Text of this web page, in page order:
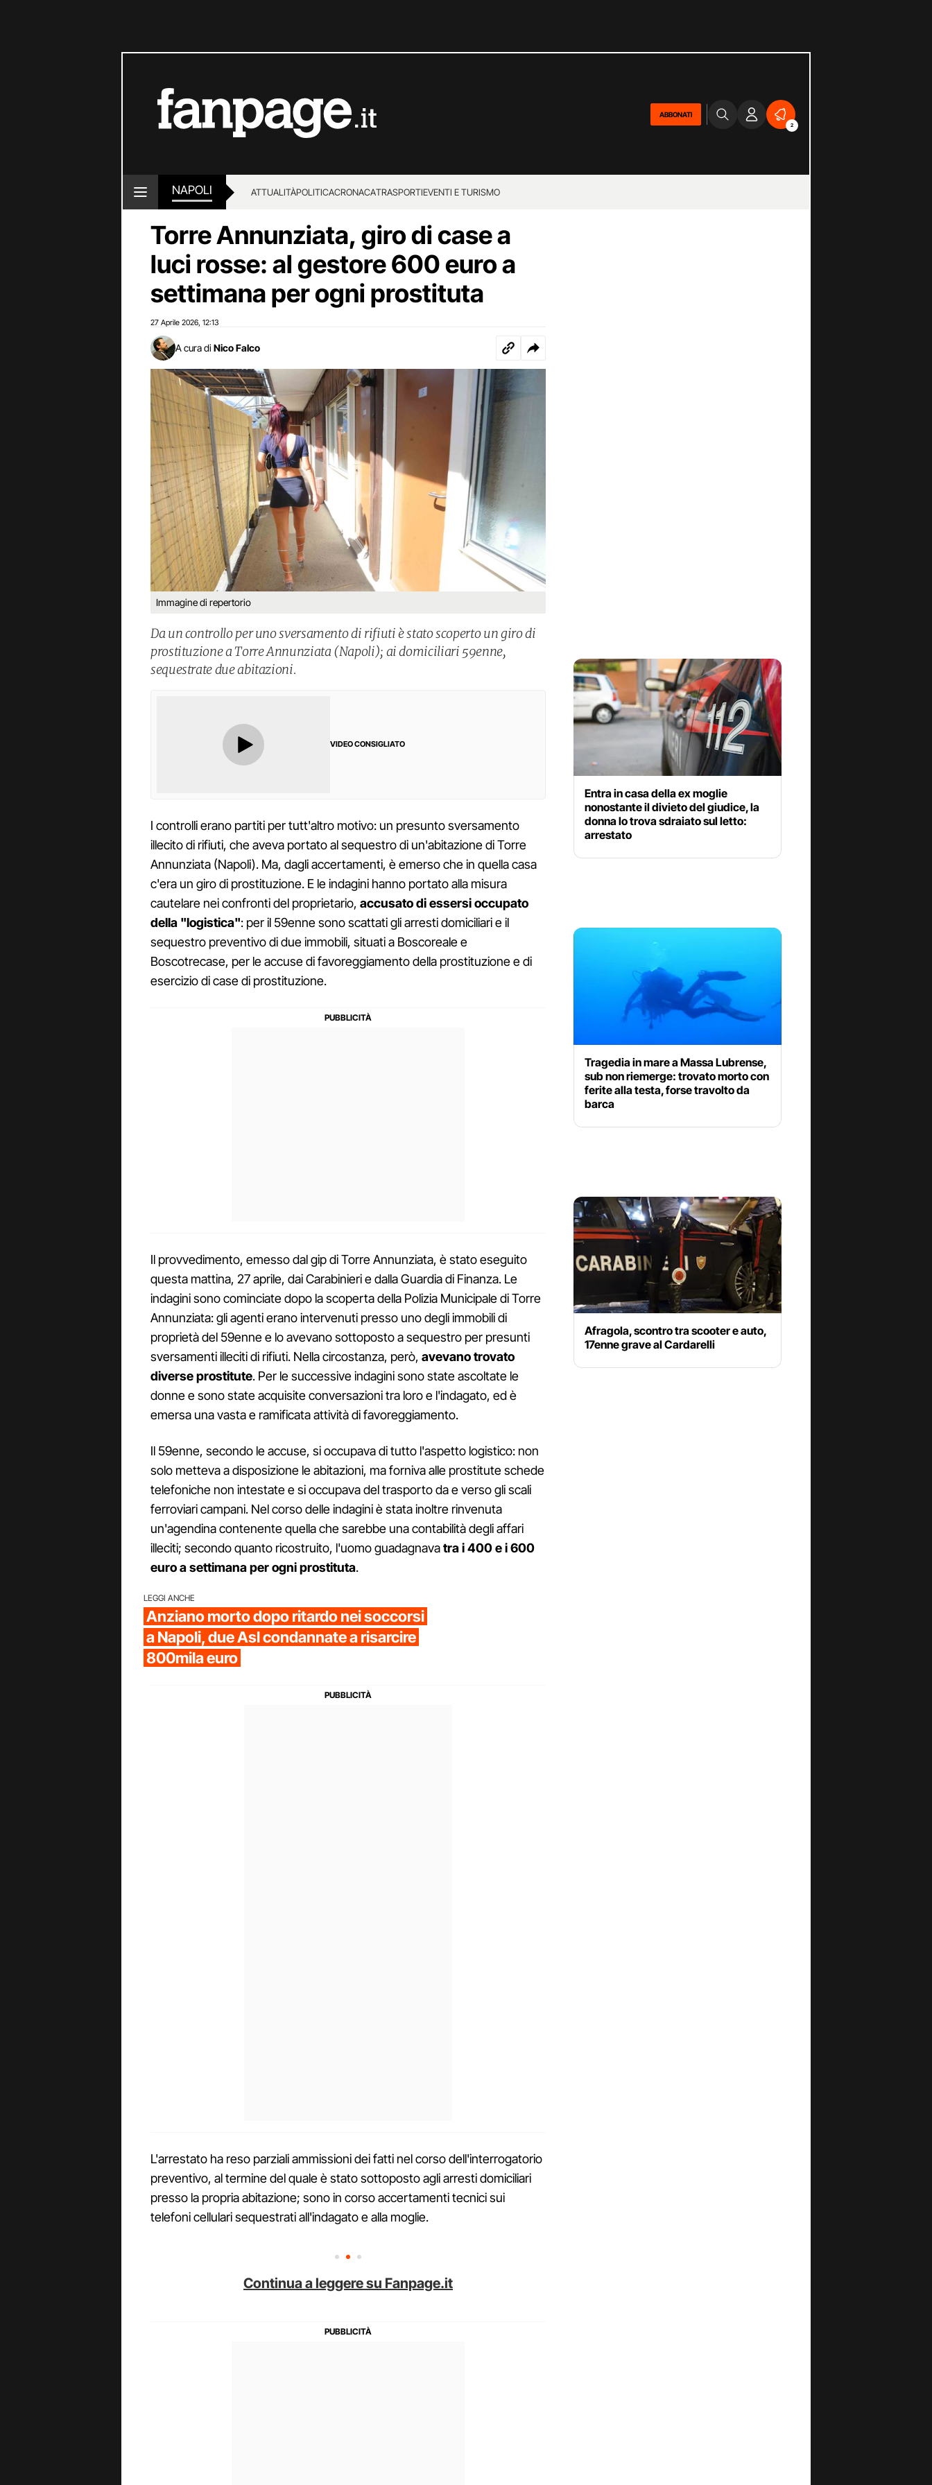
ABBONATI
2
NAPOLI ATTUALITÀPOLITICACRONACATRASPORTIEVENTI E TURISMO
Torre Annunziata, giro di case a
luci rosse: al gestore 600 euro a
settimana per ogni prostituta
27 Aprile 2026 12:13
A cura di Nico Falco
Immagine di repertorio
Da un controllo per uno sversamento di rifiuti è stato scoperto un giro di
prostituzione a Torre Annunziata (Napoli); ai domiciliari 59enne,
sequestrate due abitazioni.
VIDEO CONSIGLIATO
I controlli erano partiti per tutt'altro motivo: un presunto sversamento
illecito di rifiuti, che aveva portato al sequestro di un'abitazione di Torre
Annunziata (Napoli). Ma, dagli accertamenti, è emerso che in quella casa
c'era un giro di prostituzione. E le indagini hanno portato alla misura
cautelare nei confronti del proprietario, accusato di essersi occupato
della "logistica": per il 59enne sono scattati gli arresti domiciliari e il
sequestro preventivo di due immobili, situati a Boscoreale e
Boscotrecase, per le accuse di favoreggiamento della prostituzione e di
esercizio di case di prostituzione.
Il provvedimento, emesso dal gip di Torre Annunziata, è stato eseguito
questa mattina, 27 aprile, dai Carabinieri e dalla Guardia di Finanza. Le
indagini sono cominciate dopo la scoperta della Polizia Municipale di Torre
Annunziata: gli agenti erano intervenuti presso uno degli immobili di
proprietà del 59enne e lo avevano sottoposto a sequestro per presunti
sversamenti illeciti di rifiuti. Nella circostanza, però, avevano trovato
diverse prostitute. Per le successive indagini sono state ascoltate le
donne e sono state acquisite conversazioni tra loro e l'indagato, ed è
emersa una vasta e ramificata attività di favoreggiamento.
Il 59enne, secondo le accuse, si occupava di tutto l'aspetto logistico: non
solo metteva a disposizione le abitazioni, ma forniva alle prostitute schede
telefoniche non intestate e si occupava del trasporto da e verso gli scali
ferroviari campani. Nel corso delle indagini è stata inoltre rinvenuta
un'agendina contenente quella che sarebbe una contabilità degli affari
illeciti; secondo quanto ricostruito, l'uomo guadagnavatra i 400 e i 600
euro a settimana per ogni prostituta.
LEGGI ANCHE
Anziano morto dopo ritardo nei soccorsi
a Napoli, due Asl condannate a risarcire
800mila euro
L'arrestato ha reso parziali ammissioni dei fatti nel corso dell'interrogatorio
preventivo, al termine del quale è stato sottoposto agli arresti domiciliari
presso la propria abitazione; sono in corso accertamenti tecnici sui
telefoni cellulari sequestrati all'indagato e alla moglie.
Continua a leggere su Fanpage.it
Entra in casa della ex moglie
nonostante il divieto del giudice, la
donna lo trova sdraiato sul letto:
arrestato
Tragedia in mare a Massa Lubrense,
sub non riemerge: trovato morto con
ferite alla testa, forse travolto da
barca
Afragola, scontro tra scooter e auto,
17enne grave al Cardarelli